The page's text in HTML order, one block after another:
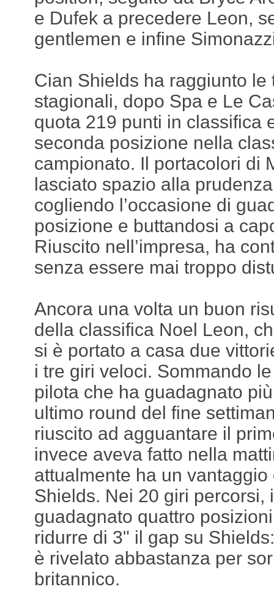
e Dufek a precedere Leon,
gentlemen e infine
Cian Shields ha raggiunto le
stagionali, dopo Spa e Le
quota 219 punti in classifica
seconda posizione nella
campionato. Il portacolori di
lasciato spazio alla
cogliendo l’occasione di
posizione e buttandosi a
Riuscito nell’impresa, ha
senza essere mai troppo
Ancora una volta un buon
della classifica Noel Leon,
si è portato a casa due
i tre giri veloci. Sommando
pilota che ha guadagnato
ultimo round del fine
riuscito ad agguantare il
invece aveva fatto nella
attualmente ha un
Shields. Nei 20 giri percorsi,
guadagnato quattro
ridurre di 3" il gap su
è rivelato abbastanza per
britannico.